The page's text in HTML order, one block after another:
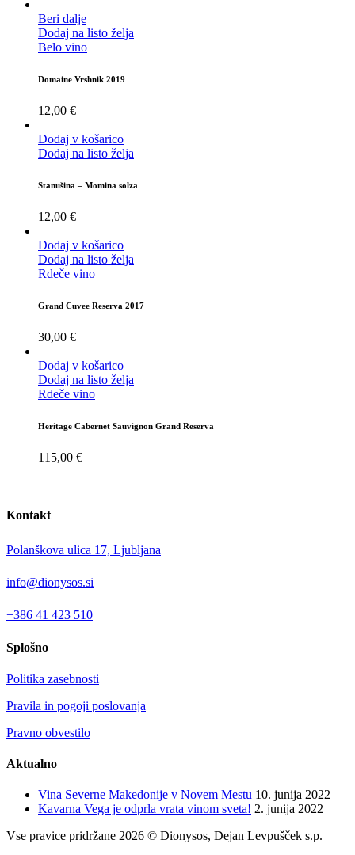
Beri dalje
Dodaj na listo želja
Belo vino
Domaine Vrshnik 2019
12,00 €
Dodaj v košarico
Dodaj na listo želja
Stanušina – Momina solza
12,00 €
Dodaj v košarico
Dodaj na listo želja
Rdeče vino
Grand Cuvee Reserva 2017
30,00 €
Dodaj v košarico
Dodaj na listo želja
Rdeče vino
Heritage Cabernet Sauvignon Grand Reserva
115,00 €
Kontakt
Polanškova ulica 17, Ljubljana
info@dionysos.si
+386 41 423 510
Splošno
Politika zasebnosti
Pravila in pogoji poslovanja
Pravno obvestilo
Aktualno
Vina Severne Makedonije v Novem Mestu 10. junija 2022
Kavarna Vega je odprla vrata vinom sveta! 2. junija 2022
Vse pravice pridržane 2026 © Dionysos, Dejan Levpušček s.p.